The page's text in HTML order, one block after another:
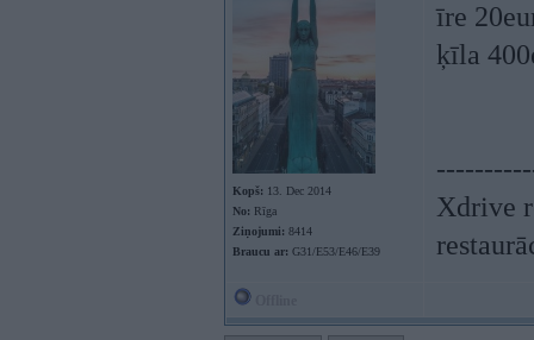
Kopš: 13. Dec 2014
No: Rīga
Ziņojumi: 8414
Braucu ar: G31/E53/E46/E39
īre
ķīla
Xdrive